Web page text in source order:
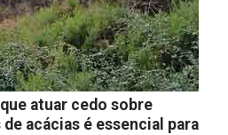
atuar cedo sobre
acácias é essencial para